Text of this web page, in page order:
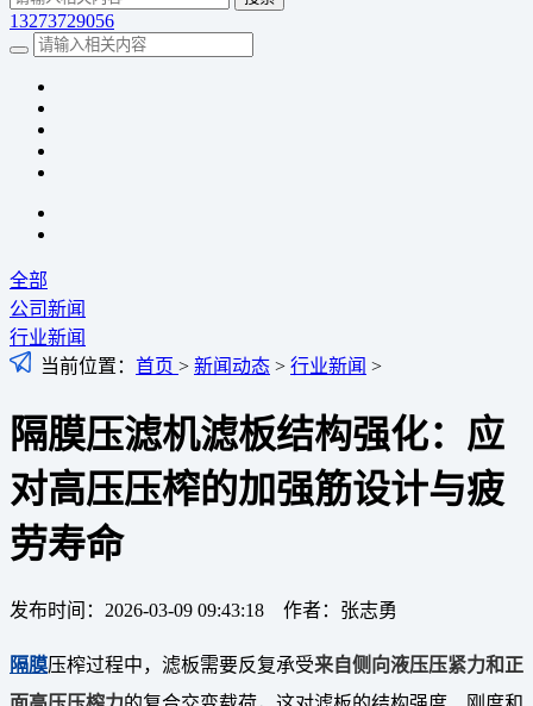
13273729056
全部
公司新闻
行业新闻
当前位置： 首页 > 新闻动态 > 行业新闻 >
隔膜压滤机滤板结构强化：应
对高压压榨的加强筋设计与疲
劳寿命
发布时间：2026-03-09 09:43:18 作者：张志勇
隔膜压榨过程中，滤板需要反复承受来自侧向液压压紧力和正